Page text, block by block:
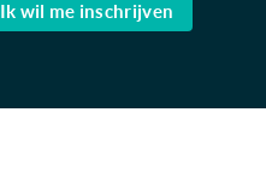
Ik wil me inschrijven